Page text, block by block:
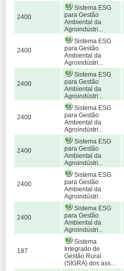
2400
Sistema ESG
para Gestão
Ambiental da
Agroindústri...
2400
Sistema ESG
para Gestão
Ambiental da
Agroindústri...
2400
Sistema ESG
para Gestão
Ambiental da
Agroindústri...
2400
Sistema ESG
para Gestão
Ambiental da
Agroindústri...
2400
Sistema ESG
para Gestão
Ambiental da
Agroindústri...
2400
Sistema ESG
para Gestão
Ambiental da
Agroindústri...
2400
Sistema ESG
para Gestão
Ambiental da
Agroindústri...
187
Sistema
Integrado de
Gestão Rural
(SIGRA) dos ass...